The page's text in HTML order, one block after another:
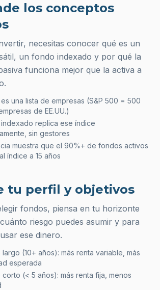
los conceptos
necesitas conocer qué es un
un fondo indexado y por qué la
funciona mejor que la activa a
una lista de empresas (S&P 500 = 500
de EE.UU.)
replica ese índice
sin gestores
muestra que el 90%+ de fondos activos
índice a 15 años
tu perfil y objetivos
fondos, piensa en tu horizonte
riesgo puedes asumir y para
ese dinero.
(10+ años): más renta variable, más
esperada
(< 5 años): más renta fija, menos